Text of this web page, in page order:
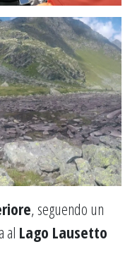
, seguendo un
al Lago Lausetto